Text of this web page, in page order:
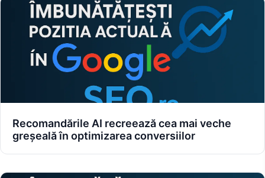
Recomandările AI recreează cea mai veche
greșeală în optimizarea conversiilor